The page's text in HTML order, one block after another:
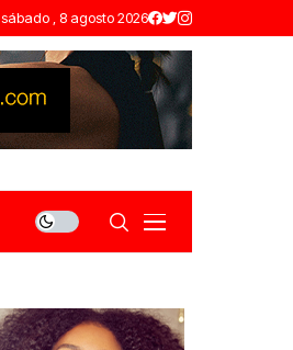
sábado , 8 agosto 2026